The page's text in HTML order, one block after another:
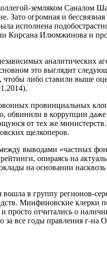
земляком Саналом
огромная и бессвязная
исполнена
Кирсана Илюмжинова и
аналитических
это выглядит
либо ставили выше
провинциальных
обвинили в коррупции
от тех же
щелкоперов.
между выводами «частных
опираясь на
на основании
в группу регионов-
Минфиновские клерки
просто отчитались о
за все годы правления г-на